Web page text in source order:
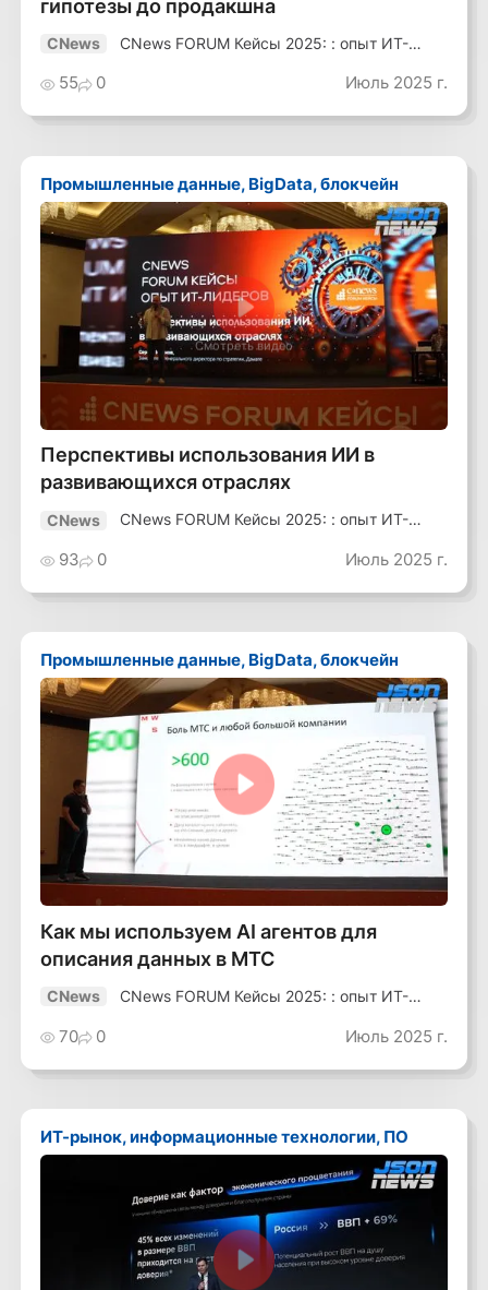
гипотезы до продакшна
CNews
CNews FORUM Кейсы 2025: : опыт ИТ-
55 0 Июль 2025 г.
Промышленные данные, BigData, блокчейн
Смотреть видео
Перспективы использования ИИ в
развивающихся отраслях
CNews
CNews FORUM Кейсы 2025: : опыт ИТ-
93 0 Июль 2025 г.
Промышленные данные, BigData, блокчейн
Смотреть видео
Как мы используем AI агентов для
описания данных в МТС
CNews
CNews FORUM Кейсы 2025: : опыт ИТ-
70 0 Июль 2025 г.
ИТ-рынок, информационные технологии, ПО